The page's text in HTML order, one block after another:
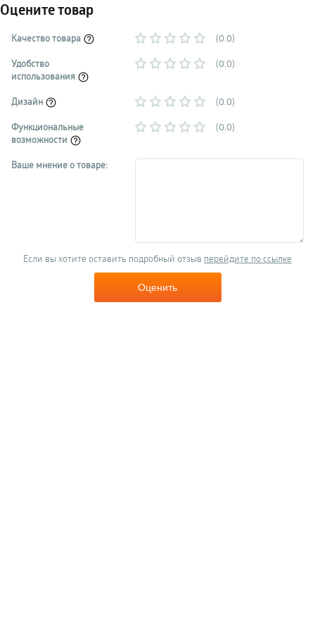
Оцените товар
Качество товара
(0.0)
Удобство
использования
(0.0)
Дизайн
(0.0)
Функциональные
возможности
(0.0)
Ваше мнение о товаре:
Если вы хотите оставить подробный отзыв перейдите по ссылке
Оценить